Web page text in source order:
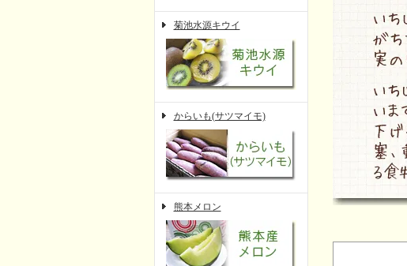
菊池水源キウイ
からいも(サツマイモ)
熊本メロン